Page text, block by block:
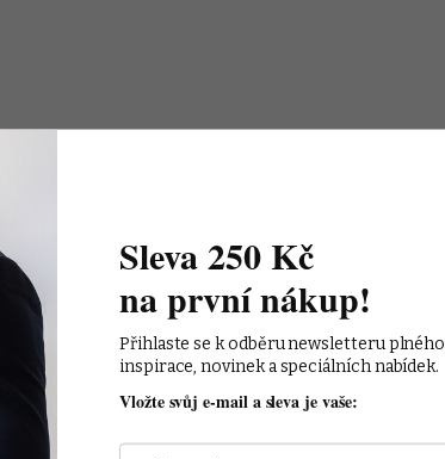
Sleva 250 Kč
na první nákup!
Přihlaste se k odběru newsletteru plného
inspirace, novinek a speciálních nabídek.
Vložte svůj e-mail a sleva je vaše: